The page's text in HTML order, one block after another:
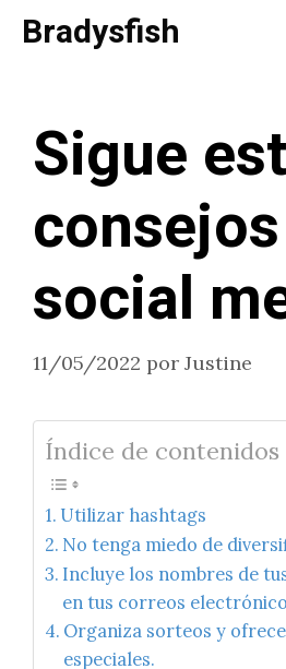
SaltarBradysfish
Sigue
social
11/05/2022 por Justine
Índice de contenidos
Utilizar hashtags
No tenga miedo de
Incluye los nombres de
en tus correos
Organiza sorteos y
especiales.